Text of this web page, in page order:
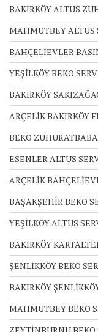
BAKIRKÖY ALTUS
MAHMUTBEY ALTUS
BAHÇELİEVLER
YEŞİLKÖY BEKO
BAKIRKÖY
ARÇELİK BAKIRKÖY
BEKO
ESENLER ALTUS
ARÇELİK
BAŞAKŞEHİR BEKO
YEŞİLKÖY ALTUS
BAKIRKÖY
ŞENLİKKÖY BEKO
BAKIRKÖY
MAHMUTBEY BEKO